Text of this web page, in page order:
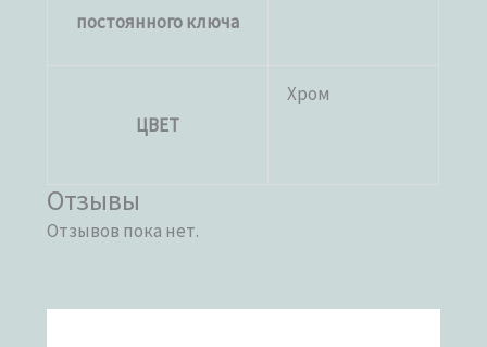
постоянного ключа
ЦВЕТ
Хром
Отзывы
Отзывов пока нет.